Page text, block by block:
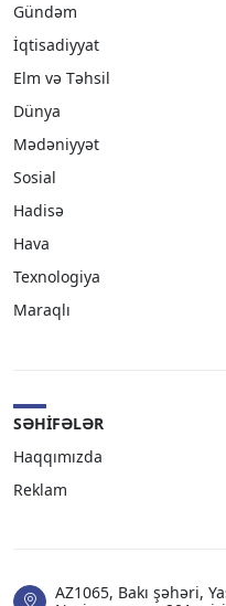
Gündəm
İqtisadiyyat
Elm və Təhsil
Dünya
Mədəniyyət
Sosial
Hadisə
Hava
Texnologiya
Maraqlı
SƏHIFƏLƏR
Haqqımızda
Reklam
AZ1065, Bakı şəhəri,